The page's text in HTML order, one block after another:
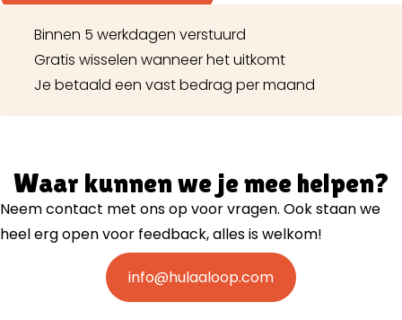
Binnen 5 werkdagen verstuurd
Gratis wisselen wanneer het uitkomt
Je betaald een vast bedrag per maand
Waar kunnen we je mee helpen?
Neem contact met ons op voor vragen. Ook staan we
heel erg open voor feedback, alles is welkom!
info@hulaaloop.com